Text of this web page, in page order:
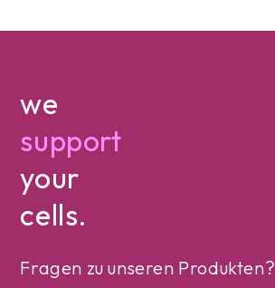
we
support
your
cells.
Fragen zu unseren Produkten?